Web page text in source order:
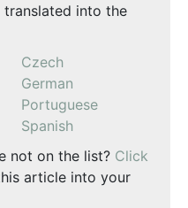
into the
Czech
German
Portuguese
Spanish
not on the list? Click
article into your